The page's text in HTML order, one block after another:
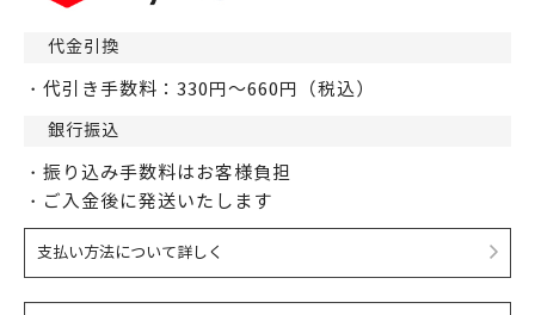
代金引換
・代引き手数料：330円～660円（税込）
銀行振込
・振り込み手数料はお客様負担
・ご入金後に発送いたします
支払い方法について詳しく